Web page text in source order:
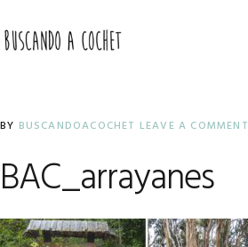
to
primary
to
main
to
primary
BY BUSCANDOACOCHET LEAVE A COMMENT
BAC_arrayanes